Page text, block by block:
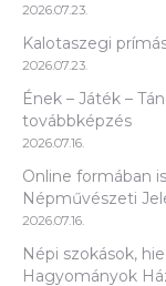
2026.07.23.
Kalotaszegi
2026.07.23.
Ének – Játék –
továbbképzés
2026.07.16.
Online formában
Népművészeti
2026.07.16.
Népi szokások,
Hagyományok